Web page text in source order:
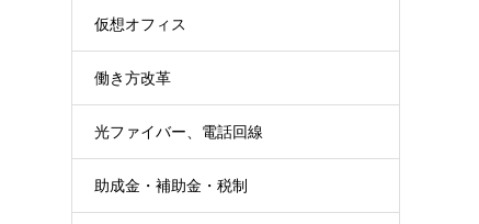
仮想オフィス
働き方改革
光ファイバー、電話回線
助成金・補助金・税制